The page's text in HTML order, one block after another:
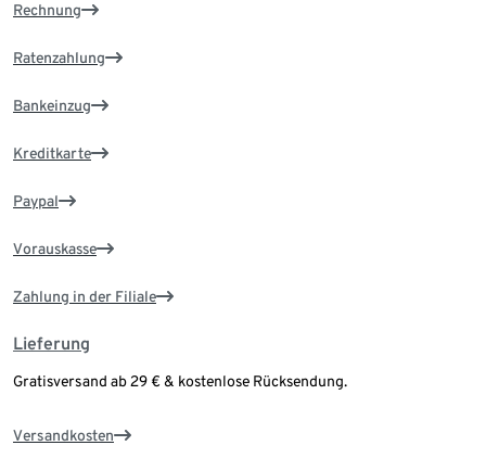
Rechnung
Ratenzahlung
Bankeinzug
Kreditkarte
Paypal
Vorauskasse
Zahlung in der Filiale
Lieferung
Gratisversand ab 29 € & kostenlose Rücksendung.
Versandkosten